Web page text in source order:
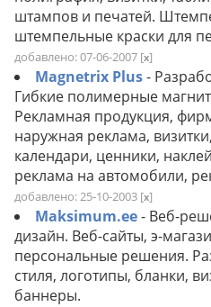
штампов и печатей.
штемпельные краски для
добавлено: 07-06-2007 [x]
Magnetrix Plus-
Гибкие полимерные
Рекламная продукция,
наружная реклама,
календари, ценники,
реклама на автомобили,
добавлено: 25-10-2003 [x]
Maksimum.ee- Веб-
дизайн. Веб-сайты, э-
персональные решения.
стиля, логотипы, бланки,
баннеры.